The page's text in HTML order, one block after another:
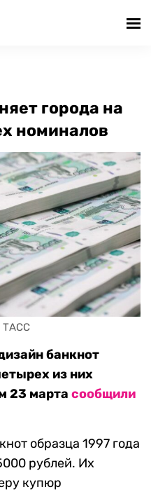
города на
номиналов
ТАСС
банкнот
из них
23 марта сообщили
образца 1997 года
рублей. Их
купюр